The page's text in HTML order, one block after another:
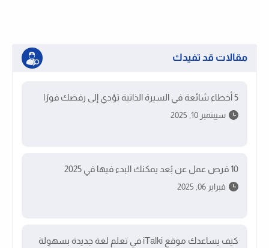
مقالات قد تفيدك
5 أخطاء شائعة في السيرة الذاتية تؤدي إلى رفضك فورًا
سيبتمبر 10, 2025
10 فرص عمل عن بُعد يمكنك البدء فيها في 2025
فبراير 06, 2025
كيف يساعدك موقع iTalki في تعلم لغة جديدة بسهولة